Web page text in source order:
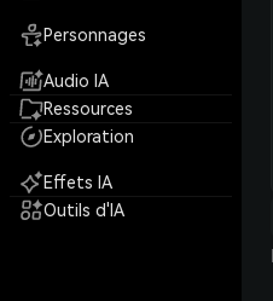
Personnages
Audio IA
Ressources
Exploration
Effets IA
Outils d'IA